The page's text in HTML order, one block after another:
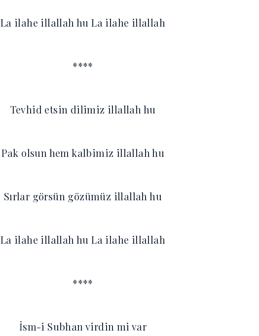
La ilahe illallah hu La ilahe illallah
****
Tevhid etsin dilimiz illallah hu
Pak olsun hem kalbimiz illallah hu
Sırlar görsün gözümüz illallah hu
La ilahe illallah hu La ilahe illallah
****
İsm-i Subhan virdin mi var